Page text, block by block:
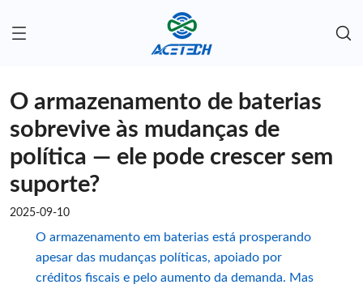
O armazenamento de baterias
sobrevive às mudanças de
política — ele pode crescer sem
suporte?
2025-09-10
O armazenamento em baterias está prosperando
apesar das mudanças políticas, apoiado por
créditos fiscais e pelo aumento da demanda. Mas